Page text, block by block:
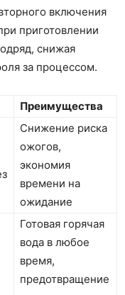
включения
приготовлении
снижая
за процессом.
Преимущества
Снижение риска
ожогов,
экономия
времени на
ожидание
Готовая горячая
вода в любое
время,
предотвращение